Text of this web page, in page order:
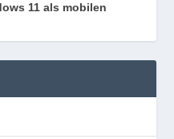
11 als mobilen